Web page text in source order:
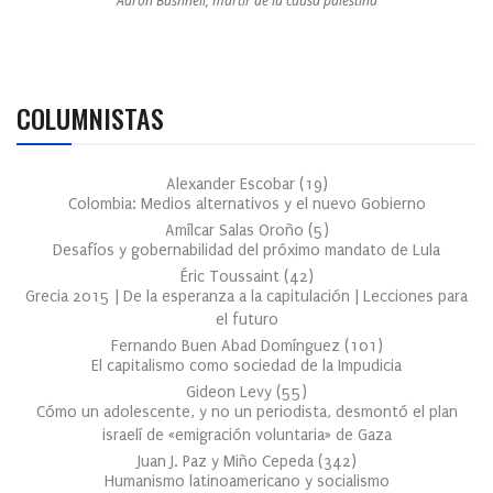
COLUMNISTAS
Alexander Escobar (19)
Colombia: Medios alternativos y el nuevo Gobierno
Amílcar Salas Oroño (5)
Desafíos y gobernabilidad del próximo mandato de Lula
Éric Toussaint (42)
Grecia 2015 | De la esperanza a la capitulación | Lecciones para
el futuro
Fernando Buen Abad Domínguez (101 )
El capitalismo como sociedad de la Impudicia
Gideon Levy (55)
Cómo un adolescente, y no un periodista, desmontó el plan
israelí de «emigración voluntaria» de Gaza
Juan J. Paz y Miño Cepeda (342)
Humanismo latinoamericano y socialismo